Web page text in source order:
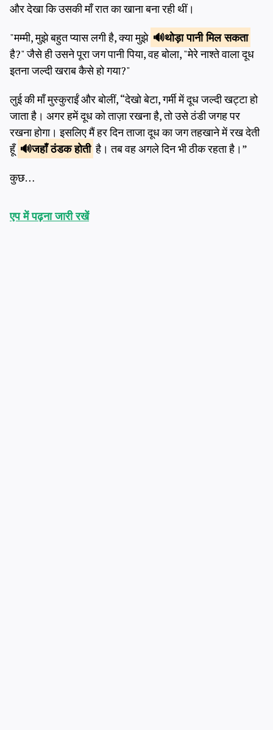
और देखा कि उसकी माँ रात का खाना बना रही थीं।
"मम्मी, मुझे बहुत प्यास लगी है, क्या मुझे
थोड़ा पानीमिल सकता
है?" जैसे ही उसने पूरा जग पानी पिया, वह बोला, "मेरे नाश्ते वाला दूध
इतना जल्दी खराब कैसे हो गया?"
लुई की माँ मुस्कुराईं और बोलीं, “देखो बेटा, गर्मी में दूध जल्दी खट्टा हो
जाता है। अगर हमें दूध को ताज़ा रखना है, तो उसे ठंडी जगह पर
रखना होगा। इसलिए मैं हर दिन ताजा दूध का जग तहखाने में रख देती
हूँ
जहाँठंडक होती है। तब वह अगले दिन भी ठीक रहता है।”
कुछ…
एप में पढ़ना जारी रखें